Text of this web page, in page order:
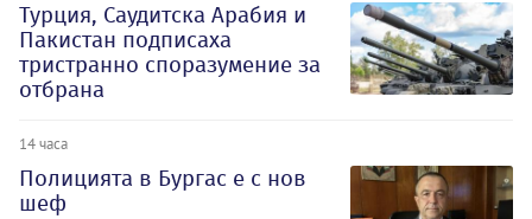
Турция, Саудитска Арабия и
Пакистан подписаха
тристранно споразумение за
отбрана
14 часа
Полицията в Бургас е с нов
шеф